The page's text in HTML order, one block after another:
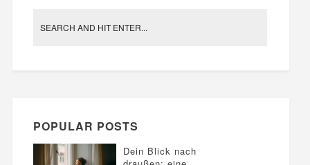
POPULAR POSTS
Dein Blick nach